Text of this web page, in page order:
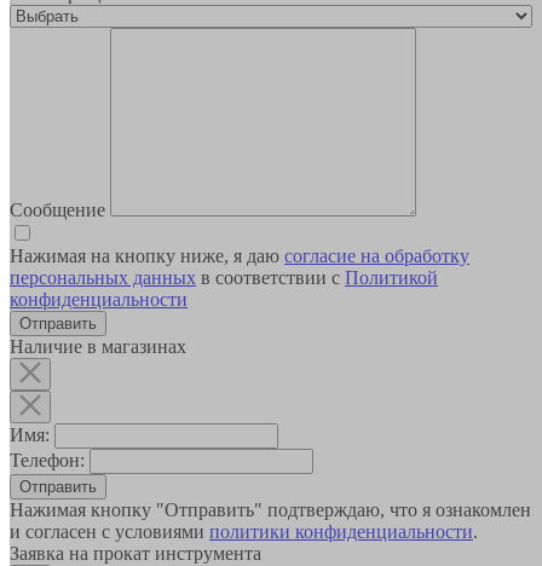
Сообщение
Нажимая на кнопку ниже, я даю согласие на обработку
персональных данных в соответствии с Политикой
конфиденциальности
Наличие в магазинах
Имя:
Телефон:
Отправить
Нажимая кнопку "Отправить" подтверждаю, что я ознакомлен
и согласен с условиями политики конфиденциальности.
Заявка на прокат инструмента